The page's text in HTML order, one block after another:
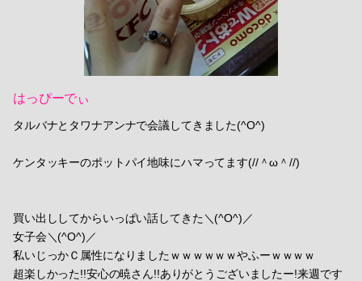
はっぴーでぃ
タルバナとタワナアンナで会議してきました(^O^)
ケンタッキーのポットパイ地味にハマってます(//＾ω＾//)
買い出ししてからいっぱい話してきた＼(^O^)／
女子会＼(^O^)／
私いじっかＣ属性になりましたｗｗｗｗｗｗやふーｗｗｗｗ
超楽しかった!!安心の暁さん!!ありがとうございましたー!来週です